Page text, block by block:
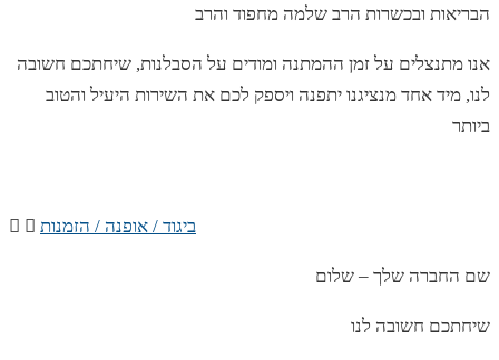
הבריאות ובכשרות הרב שלמה מחפוד והרב
אנו מתנצלים על זמן ההמתנה ומודים על הסבלנות, שיחתכם חשובה
לנו, מיד אחד מנציגנו יתפנה ויספק לכם את השירות היעיל והטוב
ביותר
ביגוד / אופנה / הזמנות
שם החברה שלך – שלום
שיחתכם חשובה לנו